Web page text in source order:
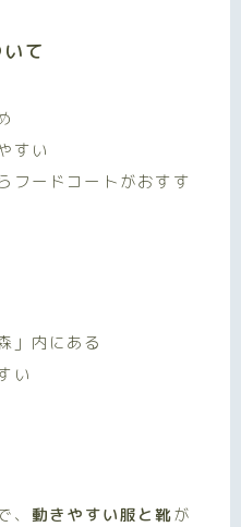
て
すい
フードコートがおすす
」内にある
い
動きやすい服と靴が